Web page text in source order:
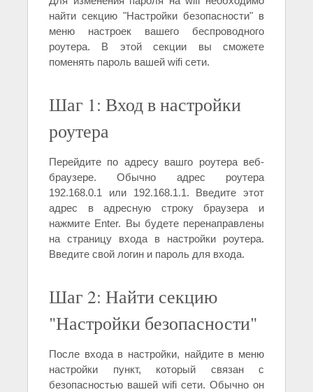
найти секцию "Настройки безопасности" в
меню настроек вашего беспроводного
роутера. В этой секции вы сможете
поменять пароль вашей wifi сети.
Шаг 1: Вход в настройки
роутера
Перейдите по адресу вашго роутера веб-
браузере. Обычно адрес роутера
192.168.0.1 или 192.168.1.1. Введите этот
адрес в адресную строку браузера и
нажмите Enter. Вы будете перенаправлены
на страницу входа в настройки роутера.
Введите свой логин и пароль для входа.
Шаг 2: Найти секцию
"Настройки безопасности"
После входа в настройки, найдите в меню
настройки пункт, который связан с
безопасностью вашей wifi сети. Обычно он